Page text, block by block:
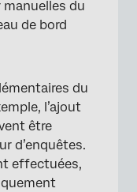
du
de bord
du
l’ajout
être
d’enquêtes.
effectuées,